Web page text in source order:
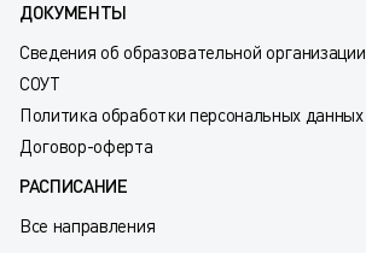
ДОКУМЕНТЫ
Сведения об образовательной организации
СОУТ
Политика обработки персональных данных
Договор-оферта
РАСПИСАНИЕ
Все направления